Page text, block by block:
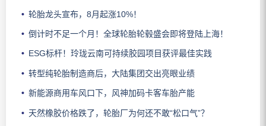
轮胎龙头宣布，8月起涨10%！
倒计时不足一个月！全球轮胎轮毂盛会即将登陆上海！
ESG标杆！玲珑云南可持续胶园项目获评最佳实践
转型纯轮胎制造商后，大陆集团交出亮眼业绩
新能源商用车风口下，风神加码卡客车胎产能
天然橡胶价格跌了，轮胎厂为何还不敢“松口气”？